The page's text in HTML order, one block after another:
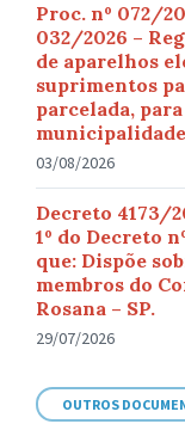
Proc. nº 072/
032/2026 –
de aparelhos
suprimentos
parcelada,
municipalidade
03/08/2026
Decreto 4173/
1º do Decreto
que: Dispõe
membros do
Rosana – SP.
29/07/2026
OUTROS